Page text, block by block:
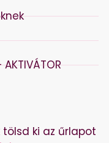
ki az űrlapot